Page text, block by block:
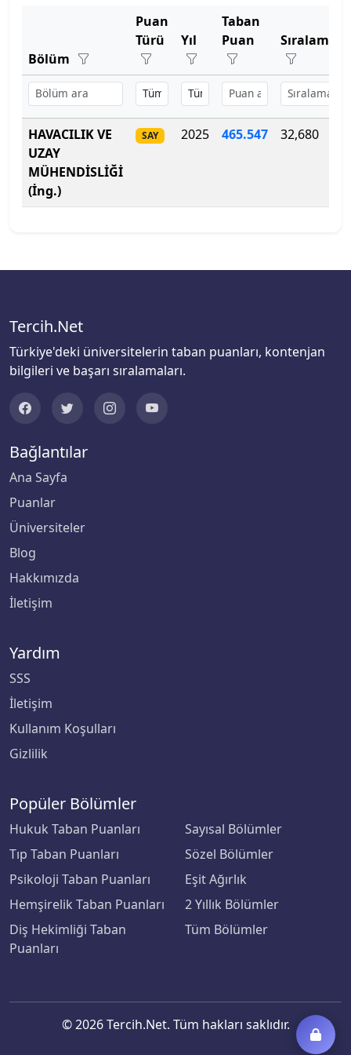
Bartın Üniversitesi
Başkent Üniversitesi
Başkent Üniversitesi
Başkent Üniversitesi
Batman Üniversitesi
Bayburt Üniversitesi
Bilecik Şeyh Edebali Üniversitesi
Bingöl Üniversitesi
Biruni Üniversitesi
Bitlis Eren Üniversitesi
Boğaziçi Üniversitesi
Bolu Abant İzzet Baysal Üniversitesi
Bursa Teknik Üniversitesi
Çanakkale Onsekiz Mart Üniversitesi
Çankaya Üniversitesi
Çukurova Üniversitesi
Dicle Üniversitesi
Doğu Akdeniz Üniversitesi
Dokuz Eylül Üniversitesi
Bölüm
Puan
Türü
Yıl
Taban
Puan
Sıralama
HAVACILIK VE
UZAY
MÜHENDİSLİĞİ
(İng.)
SAY 2025 465.547 32,680
Tercih.Net
Türkiye'deki üniversitelerin taban puanları, kontenjan
bilgileri ve başarı sıralamaları.
Bağlantılar
Ana Sayfa
Puanlar
Üniversiteler
Blog
Hakkımızda
İletişim
Yardım
SSS
İletişim
Kullanım Koşulları
Gizlilik
Popüler Bölümler
Hukuk Taban Puanları
Tıp Taban Puanları
Psikoloji Taban Puanları
Hemşirelik Taban Puanları
Diş Hekimliği Taban
Puanları
Sayısal Bölümler
Sözel Bölümler
Eşit Ağırlık
2 Yıllık Bölümler
Tüm Bölümler
© 2026 Tercih.Net. Tüm hakları saklıdır.